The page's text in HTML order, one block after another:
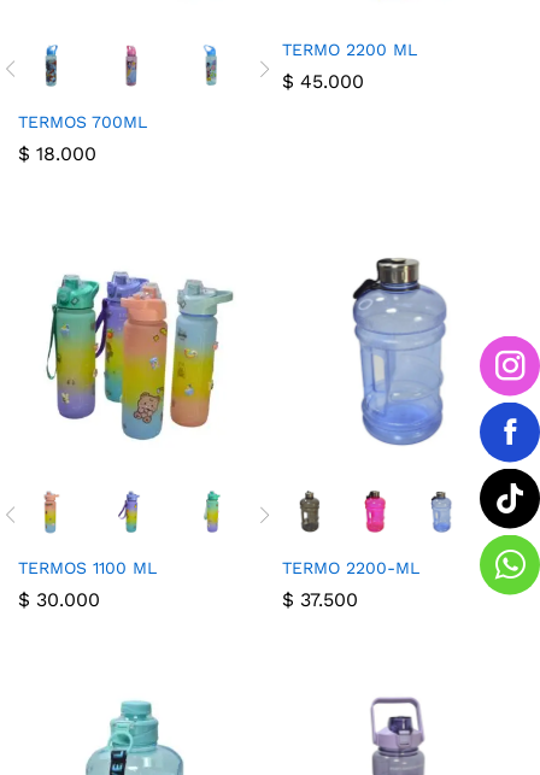
TERMOS 700ML
$ 18.000
TERMO 2200 ML
$ 45.000
TERMOS 1100 ML
$ 30.000
TERMO 2200-ML
$ 37.500